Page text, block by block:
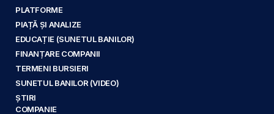
PLATFORME
PIAȚĂ ȘI ANALIZE
EDUCAȚIE (SUNETUL BANILOR)
FINANȚARE COMPANII
TERMENI BURSIERI
SUNETUL BANILOR (VIDEO)
ȘTIRI
COMPANIE